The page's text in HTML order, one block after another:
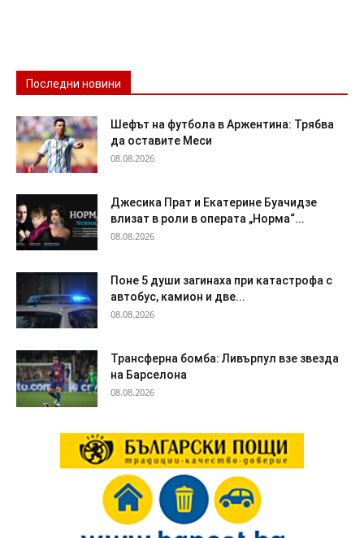
Последни новини
Шефът на футбола в Аржентина: Трябва
да оставите Меси
08.08.2026
Джесика Прат и Екатерине Буачидзе
влизат в роли в операта „Норма“...
08.08.2026
Поне 5 души загинаха при катастрофа с
автобус, камион и две...
08.08.2026
Трансферна бомба: Ливърпул взе звезда
на Барселона
08.08.2026